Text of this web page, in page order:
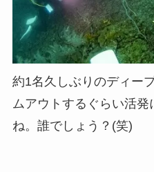
約1名久しぶりのディー
ムアウトするぐらい活
ね。誰でしょう？(笑)